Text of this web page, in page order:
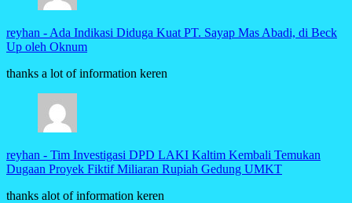
reyhan - Ada Indikasi Diduga Kuat PT. Sayap Mas Abadi, di Beck
Up oleh Oknum
thanks a lot of information keren
reyhan - Tim Investigasi DPD LAKI Kaltim Kembali Temukan
Dugaan Proyek Fiktif Miliaran Rupiah Gedung UMKT
thanks alot of information keren